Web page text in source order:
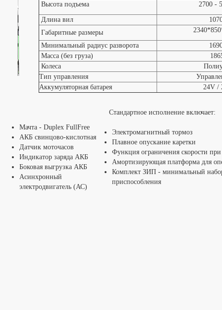
Высота подъема 2700 -
Длина вил
Габаритные размеры
Минимальный радиус разворота
Масса (без груза)
Колеса
Тип управления
Аккумуляторная батарея
24V /
Стандартное исполнение включает:
Мачта - Duplex FullFree
АКБ свинцово-кислотная
Датчик моточасов
Индикатор заряда АКБ
Боковая выгрузка АКБ
Асинхронный
электродвигатель (АС)
Электромагнитный тормоз
Плавное опускание каретки
Функция ограничения скорости
Амортизирующая платформа для
Комплект ЗИП - минимальный
приспособления